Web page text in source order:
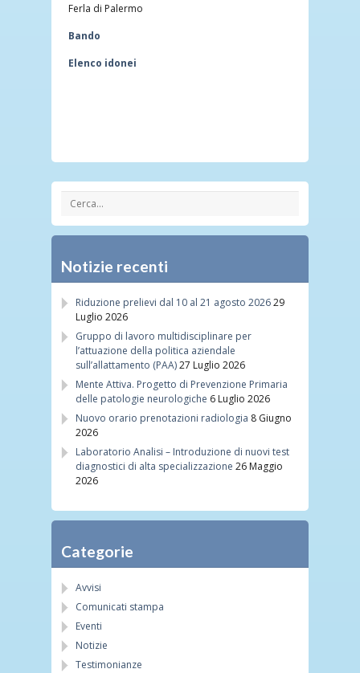
Ferla di Palermo
Bando
Elenco idonei
Notizie recenti
Riduzione prelievi dal 10 al 21 agosto 202629
Luglio 2026
Gruppo di lavoro multidisciplinare per
l’attuazione della politica aziendale
sull’allattamento (PAA)27 Luglio 2026
Mente Attiva. Progetto di Prevenzione Primaria
delle patologie neurologiche 6 Luglio 2026
Nuovo orario prenotazioni radiologia 8 Giugno
2026
Laboratorio Analisi – Introduzione di nuovi test
diagnostici di alta specializzazione 26 Maggio
2026
Categorie
Avvisi
Comunicati stampa
Eventi
Notizie
Testimonianze